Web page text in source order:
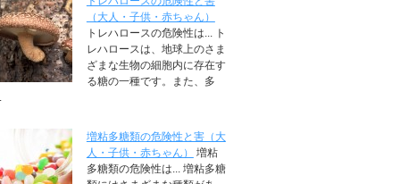
（大人・子供・赤ちゃん）
トレハロースの危険性は... ト
レハロースは、地球上のさま
ざまな生物の細胞内に存在す
る糖の一種です。また、多
増粘多糖類の危険性と害（大
人・子供・赤ちゃん）
増粘
多糖類の危険性は... 増粘多糖